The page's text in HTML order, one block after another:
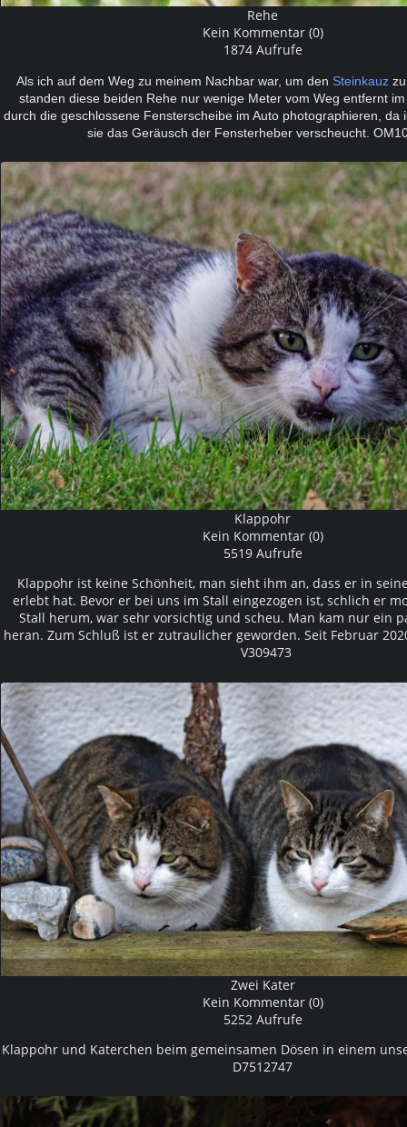
Rehe
Kein Kommentar (0)
1874 Aufrufe
Als ich auf dem Weg zu meinem Nachbar war, um den Steinkauz
standen diese beiden Rehe nur wenige Meter vom Weg entfernt
durch die geschlossene Fensterscheibe im Auto photographieren, da
sie das Geräusch der Fensterheber verscheucht.
Klappohr
Kein Kommentar (0)
5519 Aufrufe
Klappohr ist keine Schönheit, man sieht ihm an, dass er in
erlebt hat. Bevor er bei uns im Stall eingezogen ist, schlich er
Stall herum, war sehr vorsichtig und scheu. Man kam nur ein
heran. Zum Schluß ist er zutraulicher geworden. Seit Februar
V309473
Zwei Kater
Kein Kommentar (0)
5252 Aufrufe
Klappohr und Katerchen beim gemeinsamen Dösen in einem
D7512747